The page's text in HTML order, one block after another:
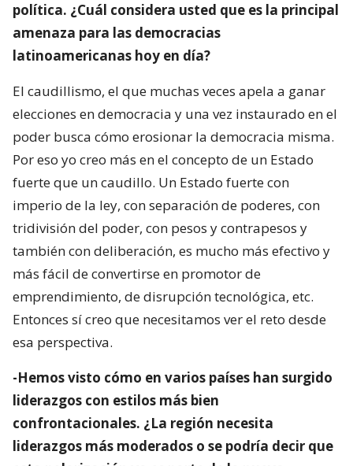
política. ¿Cuál considera usted que es la principal
amenaza para las democracias
latinoamericanas hoy en día?
El caudillismo, el que muchas veces apela a ganar
elecciones en democracia y una vez instaurado en el
poder busca cómo erosionar la democracia misma.
Por eso yo creo más en el concepto de un Estado
fuerte que un caudillo. Un Estado fuerte con
imperio de la ley, con separación de poderes, con
tridivisión del poder, con pesos y contrapesos y
también con deliberación, es mucho más efectivo y
más fácil de convertirse en promotor de
emprendimiento, de disrupción tecnológica, etc.
Entonces sí creo que necesitamos ver el reto desde
esa perspectiva.
-Hemos visto cómo en varios países han surgido
liderazgos con estilos más bien
confrontacionales. ¿La región necesita
liderazgos más moderados o se podría decir que